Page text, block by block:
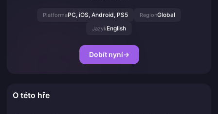
PlatformaPC, iOS, Android, PS5 RegionGlobal
JazykEnglish
Dobít nyní→
O této hře